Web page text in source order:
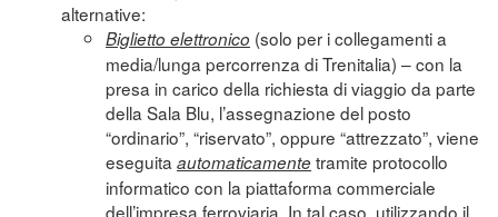
alternative:
Biglietto elettronico (solo per i collegamenti a
media/lunga percorrenza di Trenitalia) – con la
presa in carico della richiesta di viaggio da parte
della Sala Blu, l’assegnazione del posto
“ordinario”, “riservato”, oppure “attrezzato”, viene
eseguita automaticamentetramite protocollo
informatico con la piattaforma commerciale
dell’impresa ferroviaria. In tal caso, utilizzando il